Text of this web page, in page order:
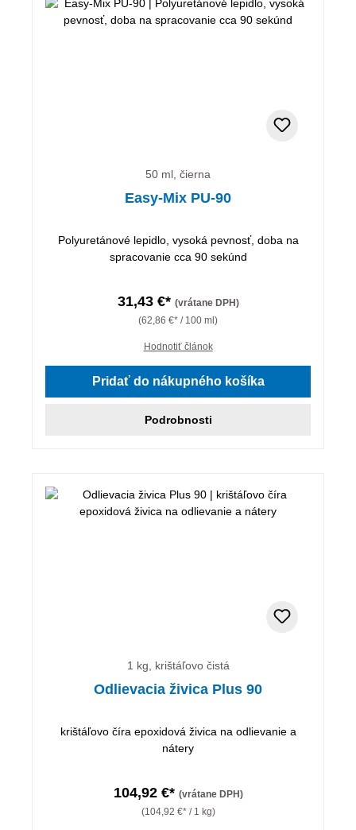
50 ml, čierna
Easy-Mix PU-90
Polyuretánové lepidlo, vysoká pevnosť, doba na
spracovanie cca 90 sekúnd
31,43 €* (vrátane DPH)
(62,86 €* / 100 ml)
Hodnotiť článok
Pridať do nákupného košíka
Podrobnosti
1 kg, krištáľovo čistá
Odlievacia živica Plus 90
krištáľovo číra epoxidová živica na odlievanie a
nátery
104,92 €* (vrátane DPH)
(104,92 €* / 1 kg)